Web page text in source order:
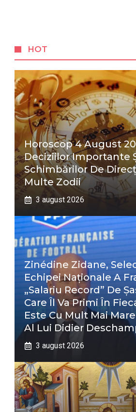
HOT
Horoscop 4 August
Deciziilor Importante
Schimbărilor De
Multe Zodii
3 august 2026
Zinédine Zidane,
Echipei Naționale A
„salariu Record” De
Care Îl Va Primi În
Este Cu Mult Mai
Al Lui Didier
3 august 2026